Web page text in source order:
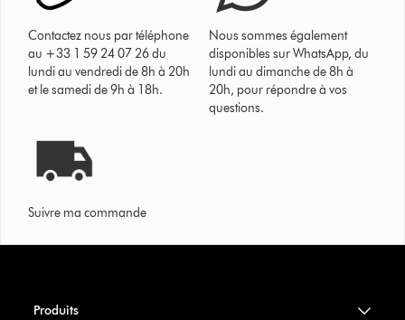
Contactez nous par téléphone
au +33 1 59 24 07 26 du
lundi au vendredi de 8h à 20h
et le samedi de 9h à 18h.
Nous sommes également
disponibles sur WhatsApp, du
lundi au dimanche de 8h à
20h, pour répondre à vos
questions.
Suivre ma commande
Produits